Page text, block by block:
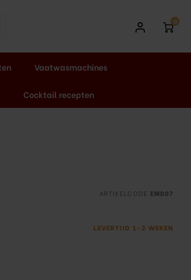
0
Vaatwasmachines
Cocktail recepten
ARTIKELCODE EM007
LEVERTIJD 1-3 WEKEN